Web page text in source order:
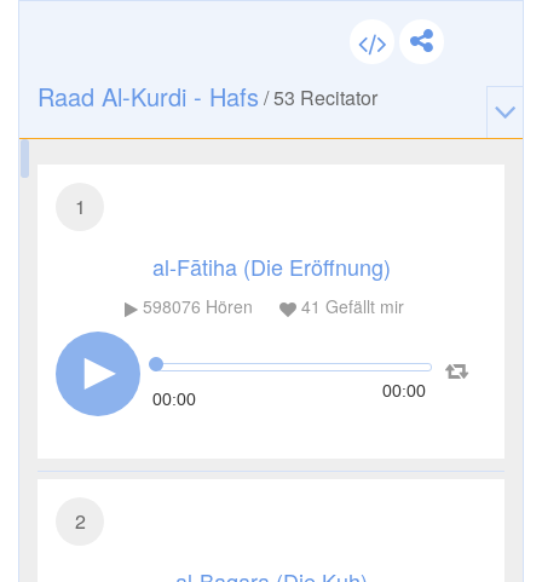
Raad Al-Kurdi - Hafs /53 Recitator
1
al-Fātiha (Die Eröffnung)
598076 Hören 41 Gefällt mir
00:00 00:00
2